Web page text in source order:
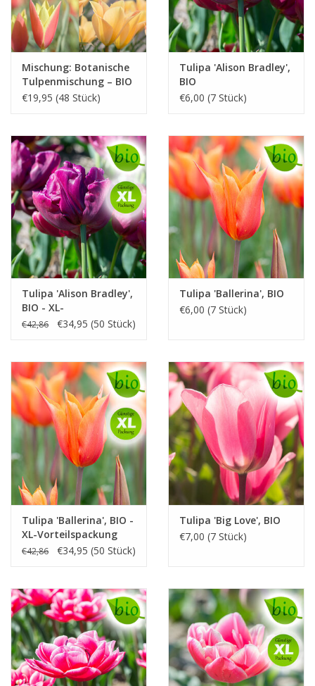
Mischung: Botanische
Tulpenmischung – BIO
€19,95 (48 Stück)
Tulipa 'Alison Bradley',
BIO
€6,00 (7 Stück)
Tulipa 'Alison Bradley',
BIO - XL-
Vorteilspackung
€42,86 €34,95 (50 Stück)
Tulipa 'Ballerina', BIO
€6,00 (7 Stück)
Tulipa 'Ballerina', BIO -
XL-Vorteilspackung
€42,86 €34,95 (50 Stück)
Tulipa 'Big Love', BIO
€7,00 (7 Stück)